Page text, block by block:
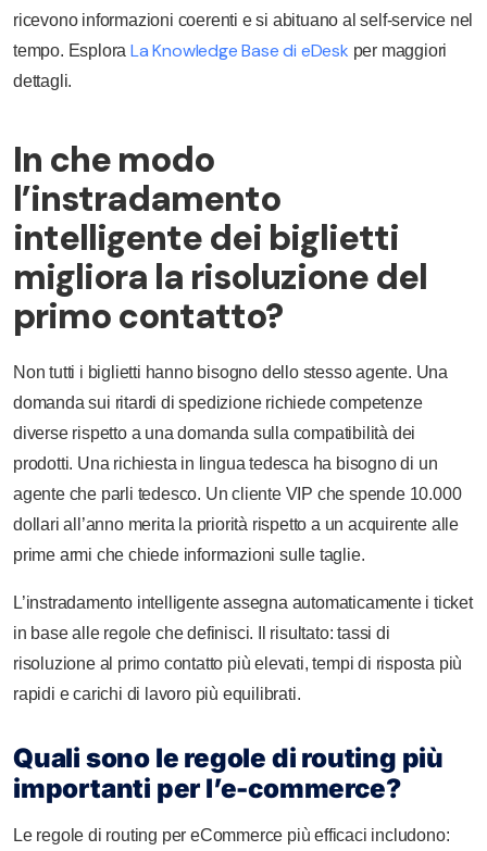
ricevono informazioni coerenti e si abituano al self-service nel
tempo. Esplora La Knowledge Base di eDesk per maggiori
dettagli.
In che modo
l’instradamento
intelligente dei biglietti
migliora la risoluzione del
primo contatto?
Non tutti i biglietti hanno bisogno dello stesso agente. Una
domanda sui ritardi di spedizione richiede competenze
diverse rispetto a una domanda sulla compatibilità dei
prodotti. Una richiesta in lingua tedesca ha bisogno di un
agente che parli tedesco. Un cliente VIP che spende 10.000
dollari all’anno merita la priorità rispetto a un acquirente alle
prime armi che chiede informazioni sulle taglie.
L’instradamento intelligente assegna automaticamente i ticket
in base alle regole che definisci. Il risultato: tassi di
risoluzione al primo contatto più elevati, tempi di risposta più
rapidi e carichi di lavoro più equilibrati.
Quali sono le regole di routing più
importanti per l’e-commerce?
Le regole di routing per eCommerce più efficaci includono: